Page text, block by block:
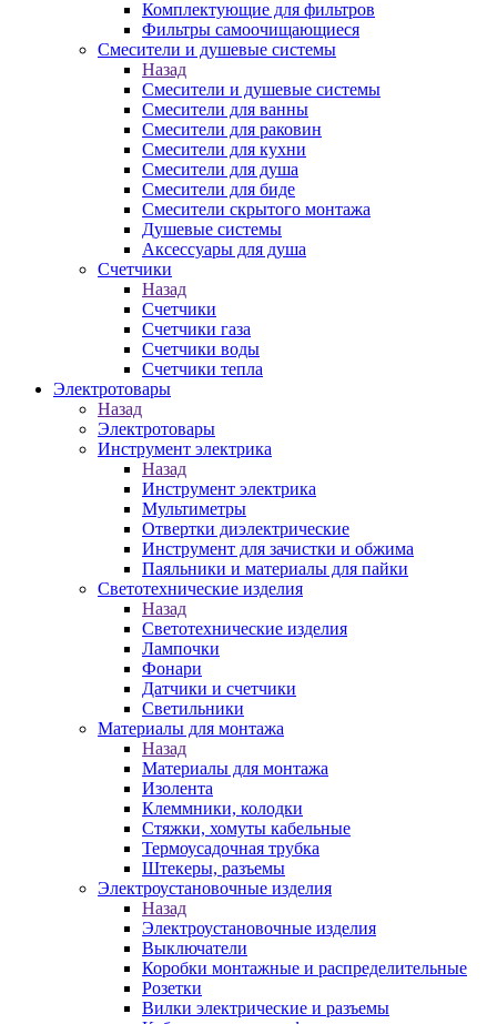
Комплектующие для фильтров
Фильтры самоочищающиеся
Смесители и душевые системы
Назад
Смесители и душевые системы
Смесители для ванны
Смесители для раковин
Смесители для кухни
Смесители для душа
Смесители для биде
Смесители скрытого монтажа
Душевые системы
Аксессуары для душа
Счетчики
Назад
Счетчики
Счетчики газа
Счетчики воды
Счетчики тепла
Электротовары
Назад
Электротовары
Инструмент электрика
Назад
Инструмент электрика
Мультиметры
Отвертки диэлектрические
Инструмент для зачистки и обжима
Паяльники и материалы для пайки
Светотехнические изделия
Назад
Светотехнические изделия
Лампочки
Фонари
Датчики и счетчики
Светильники
Материалы для монтажа
Назад
Материалы для монтажа
Изолента
Клеммники, колодки
Стяжки, хомуты кабельные
Термоусадочная трубка
Штекеры, разъемы
Электроустановочные изделия
Назад
Электроустановочные изделия
Выключатели
Коробки монтажные и распределительные
Розетки
Вилки электрические и разъемы